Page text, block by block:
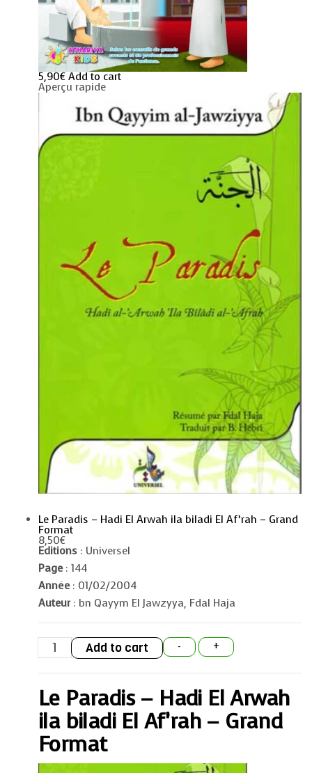
5,90€ Add to cart
Aperçu rapide
Le Paradis – Hadi El Arwah ila biladi El Af’rah – Grand
Format
8,50€
Editions : Universel
Page: 144
Année : 01/02/2004
Auteur : bn Qayym El Jawzyya, Fdal Haja
-
Le
Paradis
-
Arwah
ila
biladi
El
Af'rah
Format
+
Add to cart
Le Paradis – Hadi El Arwah
ila biladi El Af’rah – Grand
Format